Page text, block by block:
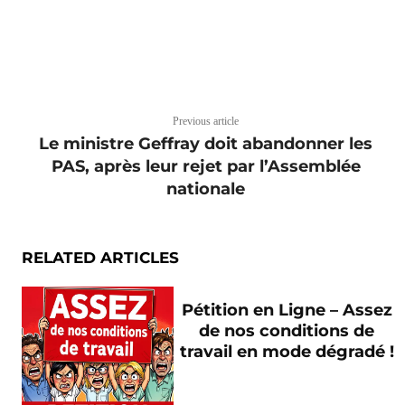
Previous article
Le ministre Geffray doit abandonner les
PAS, après leur rejet par l’Assemblée
nationale
RELATED ARTICLES
Pétition en Ligne – Assez
de nos conditions de
travail en mode dégradé !